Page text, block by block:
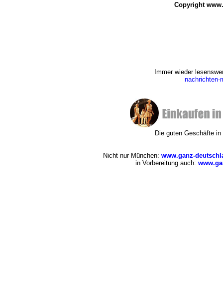
Copyright
Immer wieder
nachrichten-
Die guten Geschäfte
Nicht nur München: www.ganz-
in Vorbereitung auch: